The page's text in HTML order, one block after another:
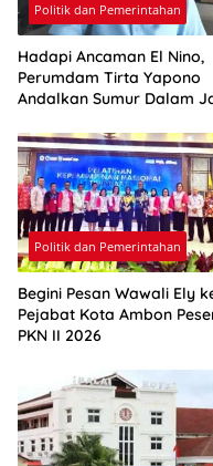
Politik dan Pemerintahan
Hadapi Ancaman El Nino,
Perumdam Tirta Yapono
Andalkan Sumur Dalam
Politik dan Pemerintahan
Begini Pesan Wawali Ely
Pejabat Kota Ambon
PKN II 2026